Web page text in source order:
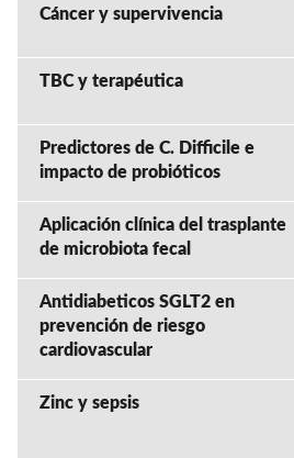
Cáncer y supervivencia
TBC y terapéutica
Predictores de C. Difficile e
impacto de probióticos
Aplicación clínica del trasplante
de microbiota fecal
Antidiabeticos SGLT2 en
prevención de riesgo
cardiovascular
Zinc y sepsis